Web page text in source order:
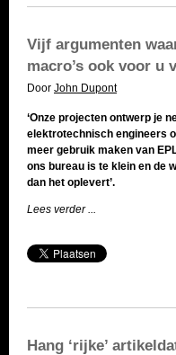
Vijf argumenten
macro’s ook voor u
Door John Dupont
‘Onze projecten ontwerp je
elektrotechnisch engineers
meer gebruik maken van
ons bureau is te klein en de
dan het oplevert’.
Lees verder ...
Hang ‘rijke’